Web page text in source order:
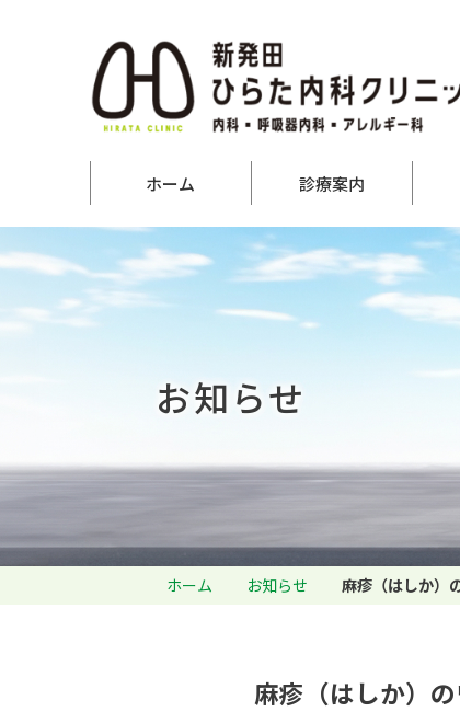
ホーム 診療案内
お知らせ
ホーム お知らせ 麻疹（はしか）
麻疹（はしか）